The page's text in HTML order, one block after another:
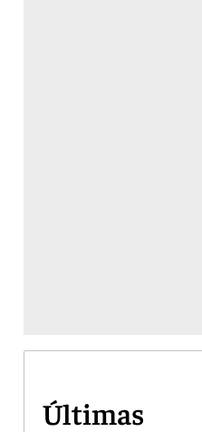
Últimas